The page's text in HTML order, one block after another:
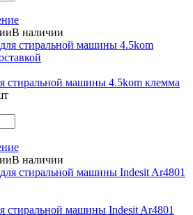
В наличии
стиральной машины 4.5kom клемма
В наличии
стиральной машины Indesit Ar4801